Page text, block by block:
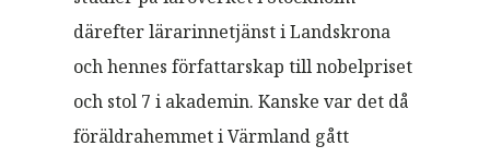
därefter lärarinnetjänst i Landskrona
och hennes författarskap till nobelpriset
och stol 7 i akademin. Kanske var det då
föräldrahemmet i Värmland gått